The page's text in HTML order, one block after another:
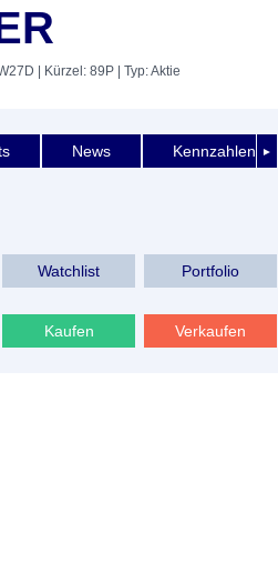
| Kürzel: 89P | Typ: Aktie
►
News Kennzahlen
Watchlist Portfolio
Kaufen Verkaufen